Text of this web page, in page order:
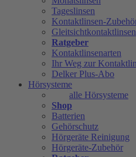
Tageslinsen
Kontaktlinsen-
Gleitsichtkontaktlinsen
Ratgeber
Kontaktlinsenarten
Ihr Weg zur
Delker Plus-Abo
Hörsysteme
alle Hörsysteme
Shop
Batterien
Gehörschutz
Hörgeräte Reinigung
Hörgeräte-Zubehör